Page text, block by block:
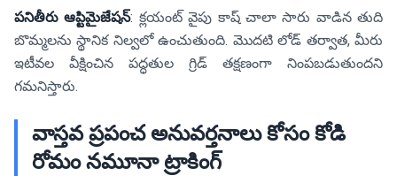
పనితీరు ఆప్టిమైజేషన్: క్లయంట్ వైపు కాష్ చాలా సారు వాడిన తుది
బొమ్మలను స్థానిక నిల్వలో ఉంచుతుంది. మొదటి లోడ్ తర్వాత, మీరు
ఇటీవల వీక్షించిన పద్ధతుల గ్రిడ్ తక్షణంగా నింపబడుతుందని
గమనిస్తారు.
వాస్తవ ప్రపంచ అనువర్తనాలు కోసం కోడి
రోమం నమూనా ట్రాకింగ్